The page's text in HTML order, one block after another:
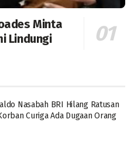
Minta
Lindungi
Nasabah BRI Hilang Ratusan
Curiga Ada Dugaan Orang